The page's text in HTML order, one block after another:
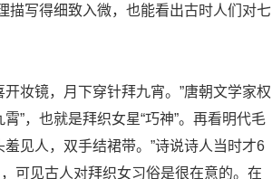
描写得细致入微，也能看出古时人们对七
妆镜，月下穿针拜九宵。”唐朝文学家权
”，也就是拜织女星“巧神”。再看明代毛
见人，双手结裙带。”诗说诗人当时才6
可见古人对拜织女习俗是很在意的。在